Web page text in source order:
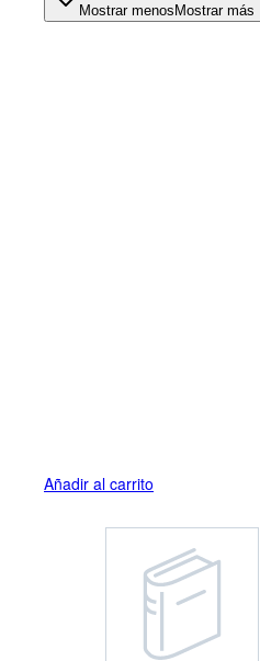
Mostrar menos Mostrar más
Añadir al carrito